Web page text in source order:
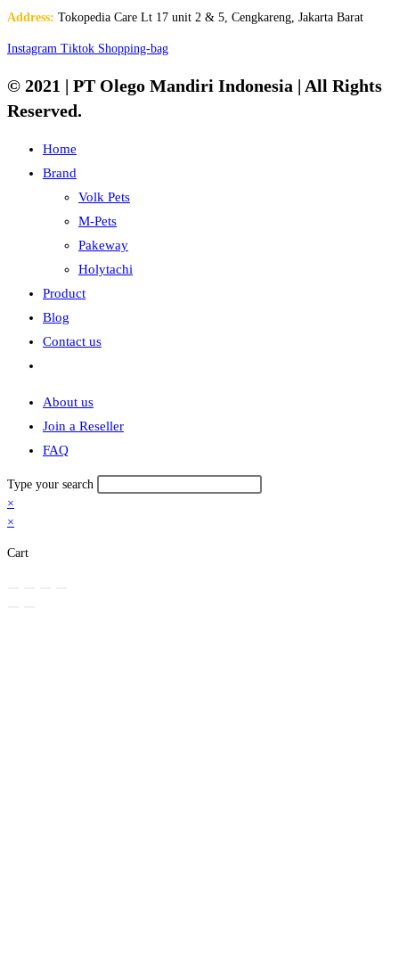
Address: Tokopedia Care Lt 17 unit 2 & 5, Cengkareng, Jakarta Barat
Instagram Tiktok Shopping-bag
© 2021 | PT Olego Mandiri Indonesia | All Rights
Reserved.
Home
Brand
Volk Pets
M-Pets
Pakeway
Holytachi
Product
Blog
Contact us
search
About us
Join a Reseller
FAQ
Type your search
×
×
Cart